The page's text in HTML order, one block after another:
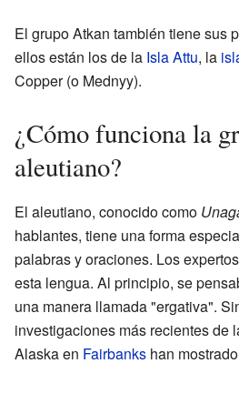
El grupo Atkan también tiene sus
ellos están los de la Isla Attu, la
Copper (o Mednyy).
¿Cómo funciona la
aleutiano?
El aleutiano, conocido como
hablantes, tiene una forma
palabras y oraciones. Los
esta lengua. Al principio, se
una manera llamada "ergativa".
investigaciones más recientes de
Alaska en Fairbanks han